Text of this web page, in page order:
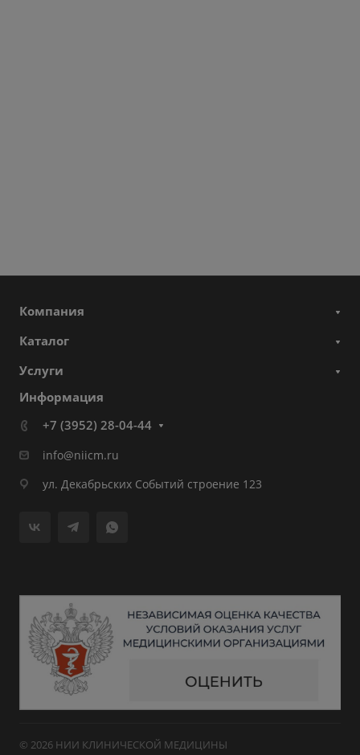
Компания
Каталог
Услуги
Информация
+7 (3952) 28-04-44
info@niicm.ru
ул. Декабрьских Событий строение 123
© 2026 НИИ КЛИНИЧЕСКОЙ МЕДИЦИНЫ